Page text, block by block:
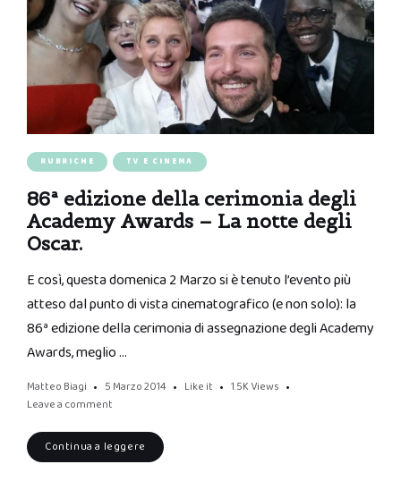
RUBRICHE TV E CINEMA
86ª edizione della cerimonia degli
Academy Awards – La notte degli
Oscar.
E così, questa domenica 2 Marzo si è tenuto l’evento più
atteso dal punto di vista cinematografico (e non solo): la
86ª edizione della cerimonia di assegnazione degli Academy
Awards, meglio …
Matteo Biagi 5 Marzo 2014 Like it 1.5K Views
Leave a comment
Continua a leggere